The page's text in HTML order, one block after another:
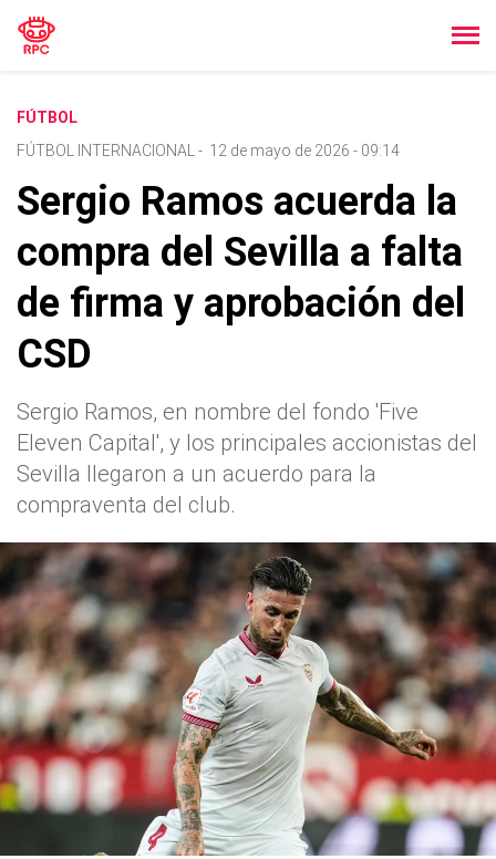
FÚTBOL
FÚTBOL INTERNACIONAL
- 12 de mayo de 2026 - 09:14
Sergio Ramos acuerda la
compra del Sevilla a falta
de firma y aprobación del
CSD
Sergio Ramos, en nombre del fondo 'Five
Eleven Capital', y los principales accionistas del
Sevilla llegaron a un acuerdo para la
compraventa del club.